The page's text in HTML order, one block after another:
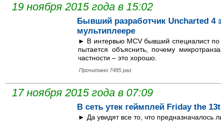
19 ноября 2015 года в 15:02
Бывший разработчик Uncharted 4
мультиплеере
► В интервью MCV бывший специалист
пытается объяснить, почему
частности – это хорошо.
Прочитано 7485 раз
17 ноября 2015 года в 07:09
В сеть утек геймплей Friday the
► Да увидят все то, что предназначалось